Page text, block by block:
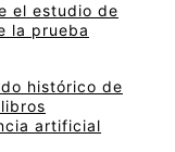
el estudio de
la prueba
histórico de
artificial